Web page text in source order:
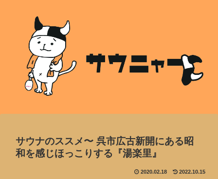
サウナのススメ〜 呉市広古新開にある昭
和を感じほっこりする『湯楽里』
2020.02.18 2022.10.15